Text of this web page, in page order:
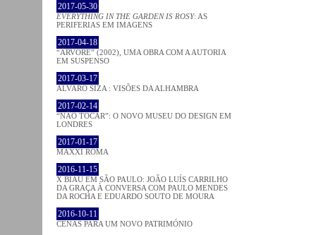
2017-05-30
EVERYTHING IN THE GARDEN IS ROSY: AS
PERIFERIAS EM IMAGENS
2017-04-18
“ÁRVORE” (2002), UMA OBRA COM A AUTORIA
EM SUSPENSO
2017-03-17
ÁLVARO SIZA : VISÕES DA ALHAMBRA
2017-02-14
“NÃO TOCAR”: O NOVO MUSEU DO DESIGN EM
LONDRES
2017-01-17
MAXXI ROMA
2016-11-15
X BIAU EM SÃO PAULO: JOÃO LUÍS CARRILHO
DA GRAÇA À CONVERSA COM PAULO MENDES
DA ROCHA E EDUARDO SOUTO DE MOURA
2016-10-11
CENAS PARA UM NOVO PATRIMÓNIO